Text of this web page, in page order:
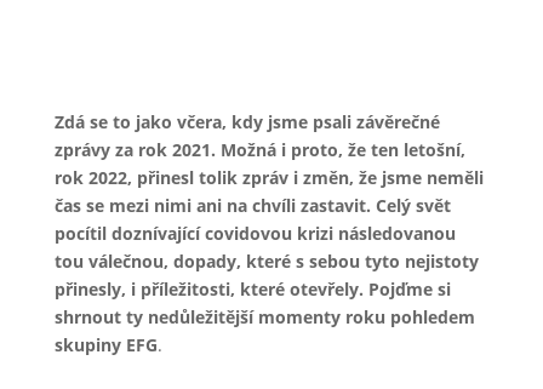
Zdá se to jako včera, kdy jsme psali závěrečné
zprávy za rok 2021. Možná i proto, že ten letošní,
rok 2022, přinesl tolik zpráv i změn, že jsme neměli
čas se mezi nimi ani na chvíli zastavit. Celý svět
pocítil doznívající covidovou krizi následovanou
tou válečnou, dopady, které s sebou tyto nejistoty
přinesly, i příležitosti, které otevřely. Pojďme si
shrnout ty nedůležitější momenty roku pohledem
skupiny EFG.